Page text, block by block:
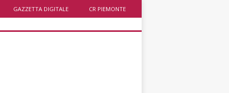
GAZZETTA DIGITALE CR PIEMONTE